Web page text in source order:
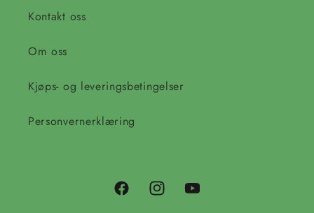
Kontakt oss
Om oss
Kjøps- og leveringsbetingelser
Personvernerklæring
FacebookInstagramYouTube